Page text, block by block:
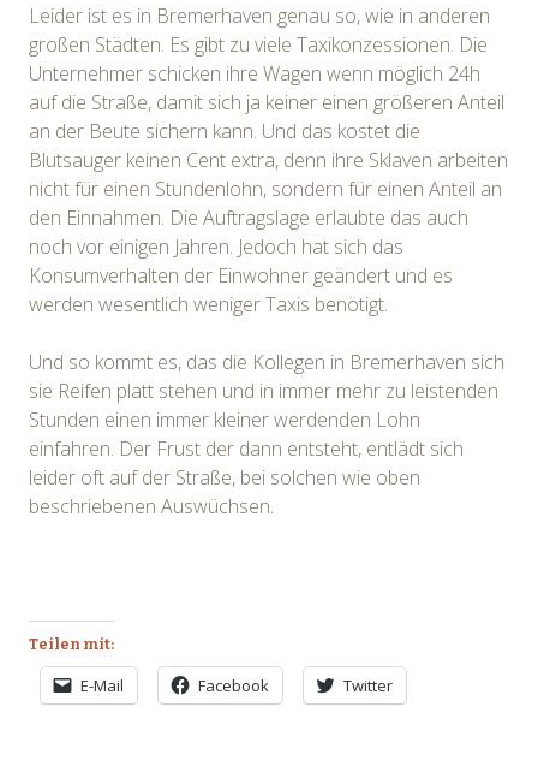
Leider ist es in Bremerhaven genau so, wie in anderen
großen Städten. Es gibt zu viele Taxikonzessionen. Die
Unternehmer schicken ihre Wagen wenn möglich 24h
auf die Straße, damit sich ja keiner einen größeren Anteil
an der Beute sichern kann. Und das kostet die
Blutsauger keinen Cent extra, denn ihre Sklaven arbeiten
nicht für einen Stundenlohn, sondern für einen Anteil an
den Einnahmen. Die Auftragslage erlaubte das auch
noch vor einigen Jahren. Jedoch hat sich das
Konsumverhalten der Einwohner geändert und es
werden wesentlich weniger Taxis benötigt.
Und so kommt es, das die Kollegen in Bremerhaven sich
sie Reifen platt stehen und in immer mehr zu leistenden
Stunden einen immer kleiner werdenden Lohn
einfahren. Der Frust der dann entsteht, entlädt sich
leider oft auf der Straße, bei solchen wie oben
beschriebenen Auswüchsen.
Teilen mit:
E-Mail Facebook Twitter